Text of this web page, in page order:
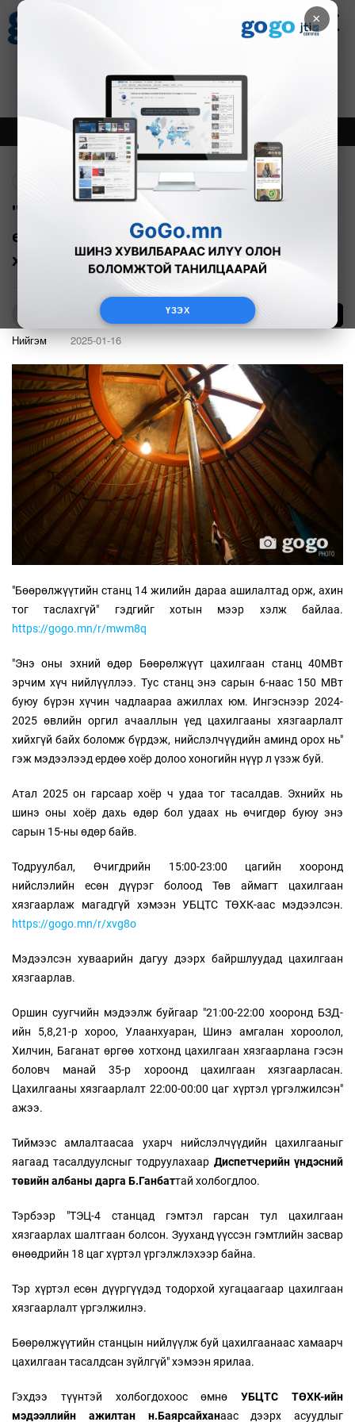
×
ҮЗЭХ
Зурхай
8.10
Онцлох Шинэ
"ТЭЦ-4 станцад гэмтэл гарсан тул
өнөөдрийн 18 цаг хүртэл цахилгаан
хязгаарлалт үргэлжилнэ"
Нийгэм 2025-01-16
"Бөөрөлжүүтийн станц 14 жилийн дараа ашилалтад орж, ахин
тог таслахгүй" гэдгийг хотын мээр хэлж байлаа.
https://gogo.mn/r/mwm8q
"Энэ оны эхний өдөр Бөөрөлжүүт цахилгаан станц 40МВт
эрчим хүч нийлүүллээ. Тус станц энэ сарын 6-наас 150 МВт
буюу бүрэн хүчин чадлаараа ажиллах юм. Ингэснээр 2024-
2025 өвлийн оргил ачааллын үед цахилгааны хязгаарлалт
хийхгүй байх боломж бүрдэж, нийслэлчүүдийн аминд орох нь"
гэж мэдээлээд ердөө хоёр долоо хоногийн нүүр л үзэж буй.
Атал 2025 он гарсаар хоёр ч удаа тог тасалдав. Эхнийх нь
шинэ оны хоёр дахь өдөр бол удаах нь өчигдөр буюу энэ
сарын 15-ны өдөр байв.
Тодруулбал, Өчигдрийн 15:00-23:00 цагийн хооронд
нийслэлийн есөн дүүрэг болоод Төв аймагт цахилгаан
хязгаарлаж магадгүй хэмээн УБЦТС ТӨХК-аас мэдээлсэн.
https://gogo.mn/r/xvg8o
Мэдээлсэн хуваарийн дагуу дээрх байршлуудад цахилгаан
хязгаарлав.
Оршин суугчийн мэдээлж буйгаар "21:00-22:00 хооронд БЗД-
ийн 5,8,21-р хороо, Улаанхуаран, Шинэ амгалан хороолол,
Хилчин, Баганат өргөө хотхонд цахилгаан хязгаарлана гэсэн
боловч манай 35-р хороонд цахилгаан хязгаарласан.
Цахилгааны хязгаарлалт 22:00-00:00 цаг хүртэл үргэлжилсэн"
ажээ.
Тиймээс амлалтаасаа ухарч нийслэлчүүдийн цахилгааныг
яагаад тасалдуулсныг тодруулахаар Диспетчерийн үндэсний
төвийн албаны дарга Б.Ганбаттай холбогдлоо.
Тэрбээр "ТЭЦ-4 станцад гэмтэл гарсан тул цахилгаан
хязгаарлах шалтгаан болсон. Зууханд үүссэн гэмтлийн засвар
өнөөдрийн 18 цаг хүртэл үргэлжлэхээр байна.
Тэр хүртэл есөн дүүргүүдэд тодорхой хугацаагаар цахилгаан
хязгаарлалт үргэлжилнэ.
Бөөрөлжүүтийн станцын нийлүүлж буй цахилгаанаас хамаарч
цахилгаан тасалдсан зүйлгүй" хэмээн ярилаа.
Гэхдээ түүнтэй холбогдохоос өмнөУБЦТС ТӨХК-ийн
мэдээллийн ажилтан н.Баярсайханаас дээрх асуудлыг